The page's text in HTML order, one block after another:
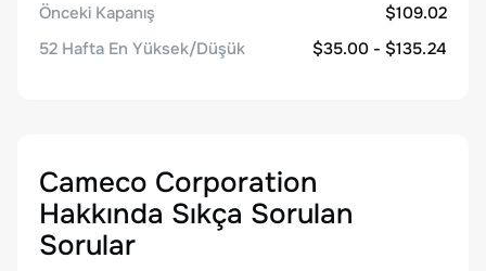
Önceki Kapanış
$109.02
52 Hafta En Yüksek/Düşük
$35.00 - $135.24
Cameco Corporation
Hakkında Sıkça Sorulan
Sorular